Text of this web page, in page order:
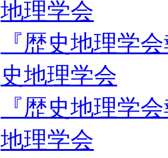
地理学会
『歴史地理学
史地理学会
『歴史地理学
地理学会